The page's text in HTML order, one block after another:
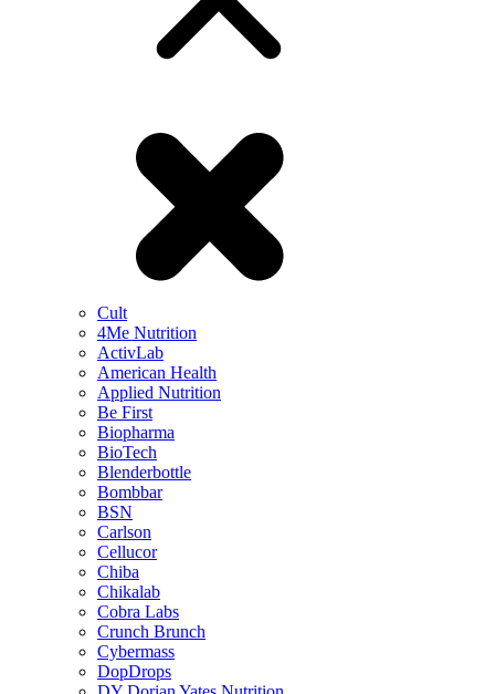
Cult
4Me Nutrition
ActivLab
American Health
Applied Nutrition
Be First
Biopharma
BioTech
Blenderbottle
Bombbar
BSN
Carlson
Cellucor
Chiba
Chikalab
Cobra Labs
Crunch Brunch
Cybermass
DopDrops